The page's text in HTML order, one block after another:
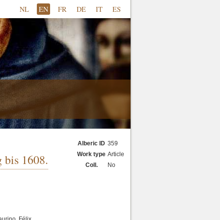
NL EN FR DE IT ES
Alberic ID 359
Work type Article
Coll.
No
1608.